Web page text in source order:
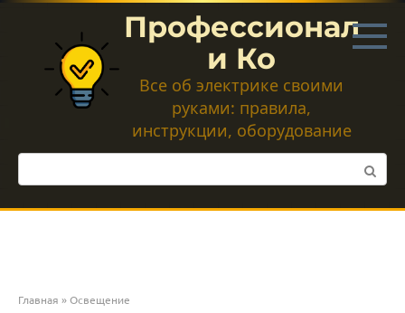
Перейти
контенту
Профессионал
и Ко
Все об электрике своими
руками: правила,
инструкции, оборудование
Поиск:
Главная »Освещение